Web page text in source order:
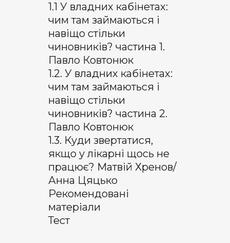
1.1 У владних кабінетах:
чим там займаються і
навіщо стільки
чиновників? частина 1.
Павло Ковтонюк
1.2. У владних кабінетах:
чим там займаються і
навіщо стільки
чиновників? частина 2.
Павло Ковтонюк
1.3. Куди звертатися,
якщо у лікарні щось не
працює? Матвій Хренов/
Анна Цяцько
Рекомендовані
матеріали
Тест